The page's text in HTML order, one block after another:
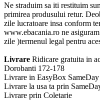
Ne straduim sa iti restituim
primirea produsului retur.
zile lucratoare insa conform
www.ebacania.ro ne
zile )termenul legal pentru
Livrare Ridicare gratuita in
Dorobanti 172-178
Livrare in EasyBox
Livrare la usa ta prin
Livrare prin Coletarie